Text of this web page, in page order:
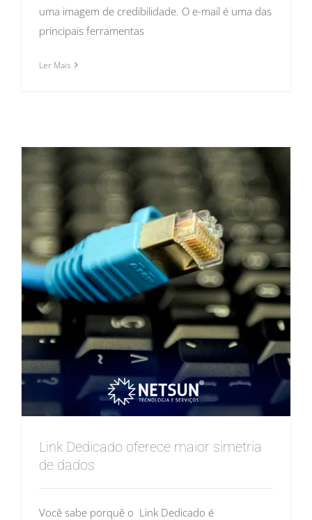
uma imagem de credibilidade. O e-mail é uma das
principais ferramentas
Ler Mais
Link Dedicado oferece maior simetria
de dados
Você sabe porquê o Link Dedicado é